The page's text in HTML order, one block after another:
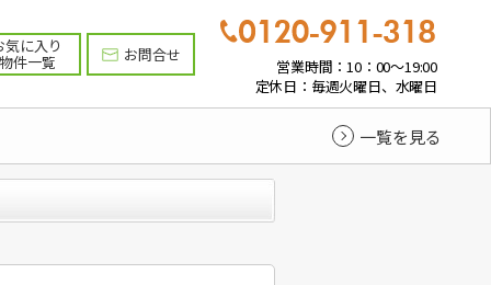
気に入り
件一覧 お問合せ
営業時間：10：00～19:00
定休日：毎週火曜日、水曜日
一覧を見る